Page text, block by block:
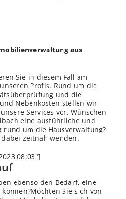
aus
Sie in diesem Fall am
Profis. Rund um die
und die
Nebenkosten stellen wir
Services vor. Wünschen
eine ausführliche und
um die Hausverwaltung?
zeitnah wenden.
08:03"]
ebenso den Bedarf, eine
Sie sich von